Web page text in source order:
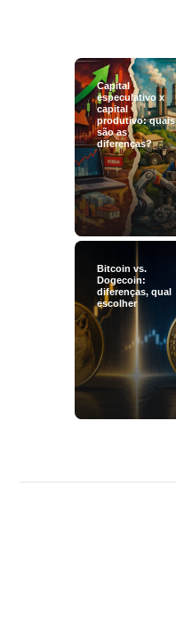
Capital
especulativo x
capital
produtivo: quais
são as
diferenças?
Bitcoin vs.
Dogecoin:
diferenças, qual
escolher